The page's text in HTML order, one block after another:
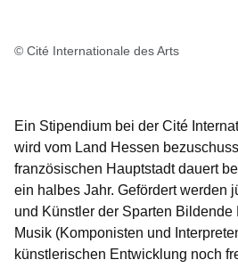
© Cité Internationale des Arts
Ein Stipendium bei der Cité
wird vom Land Hessen
französischen Hauptstadt dauert
ein halbes Jahr. Gefördert werden
und Künstler der Sparten Bildende
Musik (Komponisten und
künstlerischen Entwicklung noch